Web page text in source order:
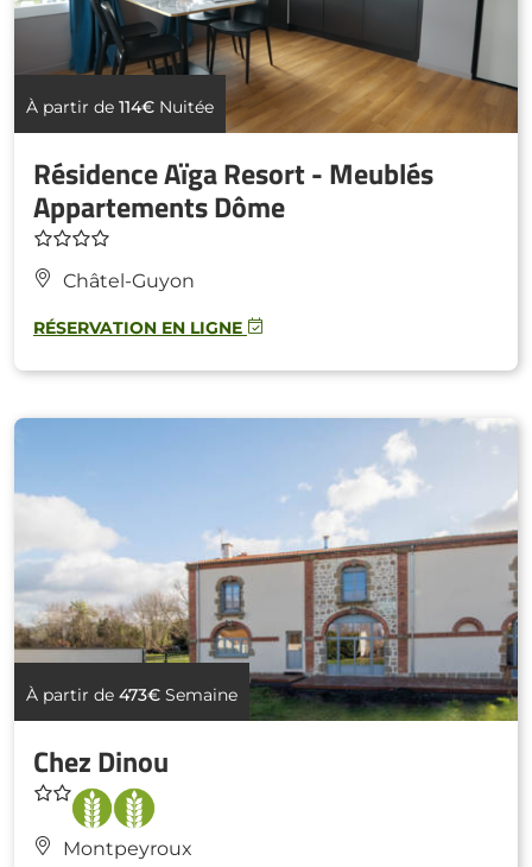
À partir de 114€ Nuitée
Résidence Aïga Resort - Meublés
Appartements Dôme
Châtel-Guyon
RÉSERVATION EN LIGNE
À partir de 473€ Semaine
Chez Dinou
Montpeyroux